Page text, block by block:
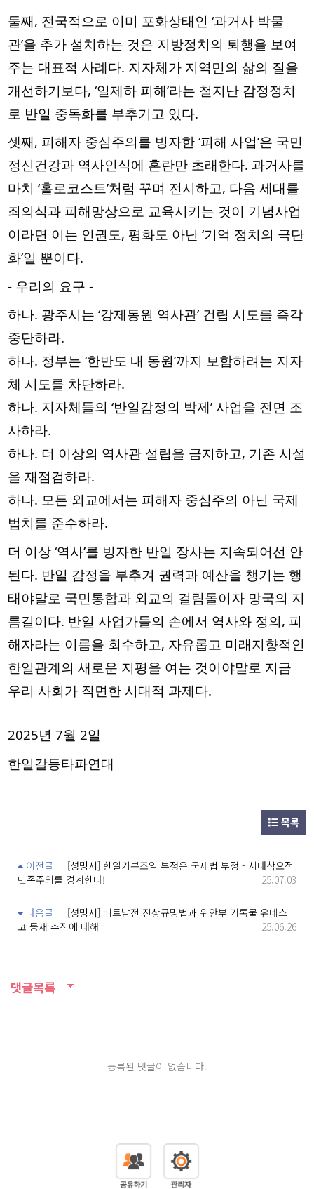
둘째, 전국적으로 이미 포화상태인 ‘과거사 박물
관’을 추가 설치하는 것은 지방정치의 퇴행을 보여
주는 대표적 사례다. 지자체가 지역민의 삶의 질을
개선하기보다, ‘일제하 피해’라는 철지난 감정정치
로 반일 중독화를 부추기고 있다.
셋째, 피해자 중심주의를 빙자한 ‘피해 사업’은 국민
정신건강과 역사인식에 혼란만 초래한다. 과거사를
마치 ‘홀로코스트’처럼 꾸며 전시하고, 다음 세대를
죄의식과 피해망상으로 교육시키는 것이 기념사업
이라면 이는 인권도, 평화도 아닌 ‘기억 정치의 극단
화’일 뿐이다.
- 우리의 요구 -
하나. 광주시는 ‘강제동원 역사관’ 건립 시도를 즉각
중단하라.
하나. 정부는 ‘한반도 내 동원’까지 보함하려는 지자
체 시도를 차단하라.
하나. 지자체들의 ‘반일감정의 박제’ 사업을 전면 조
사하라.
하나. 더 이상의 역사관 설립을 금지하고, 기존 시설
을 재점검하라.
하나. 모든 외교에서는 피해자 중심주의 아닌 국제
법치를 준수하라.
더 이상 ‘역사’를 빙자한 반일 장사는 지속되어선 안
된다. 반일 감정을 부추겨 권력과 예산을 챙기는 행
태야말로 국민통합과 외교의 걸림돌이자 망국의 지
름길이다. 반일 사업가들의 손에서 역사와 정의, 피
해자라는 이름을 회수하고, 자유롭고 미래지향적인
한일관계의 새로운 지평을 여는 것이야말로 지금
우리 사회가 직면한 시대적 과제다.
2025년 7월 2일
한일갈등타파연대
목록
이전글
[성명서] 한일기본조약 부정은 국제법 부정 - 시대착오적
민족주의를 경계한다!
25.07.03
다음글
[성명서] 베트남전 진상규명법과 위안부 기록물 유네스
코 등재 추진에 대해
25.06.26
댓글목록
등록된 댓글이 없습니다.